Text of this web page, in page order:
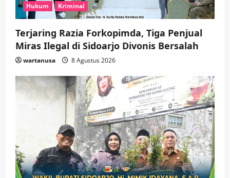
Hukum Kriminal
Terjaring Razia Forkopimda, Tiga Penjual
Miras Ilegal di Sidoarjo Divonis Bersalah
wartanusa 8 Agustus 2026